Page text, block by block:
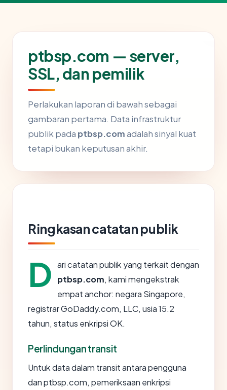
ptbsp.com — server,
SSL, dan pemilik
Perlakukan laporan di bawah sebagai
gambaran pertama. Data infrastruktur
publik pada ptbsp.comadalah sinyal kuat
tetapi bukan keputusan akhir.
Ringkasan catatan publik
D ari catatan publik yang terkait dengan
ptbsp.com, kami mengekstrak
empat anchor: negara Singapore,
registrar GoDaddy.com, LLC, usia 15.2
tahun, status enkripsi OK.
Perlindungan transit
Untuk data dalam transit antara pengguna
dan ptbsp.com, pemeriksaan enkripsi